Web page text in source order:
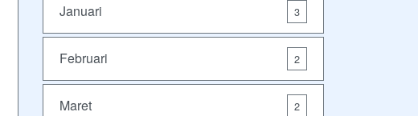
Januari 3
Februari 2
Maret 2